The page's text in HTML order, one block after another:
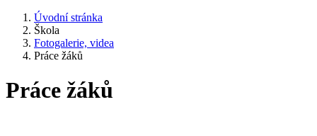
Úvodní stránka
Škola
Fotogalerie, videa
Práce žáků
Práce žáků